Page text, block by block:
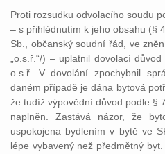
Proti rozsudku odvolacího soudu
– s přihlédnutím k jeho obsahu (§
Sb., občanský soudní řád, ve
„o.s.ř.“/) – uplatnil dovolací
o.s.ř. V dovolání zpochybnil
daném případě je dána bytová
že tudíž výpovědní důvod podle §
naplněn. Zastává názor, že
uspokojena bydlením v bytě ve
lépe vybavený než předmětný